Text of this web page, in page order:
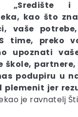
„Središte i
kao što
vaše
time, preko
upoznati
škole,
podupiru u
plemenit jer
je ravnatelj